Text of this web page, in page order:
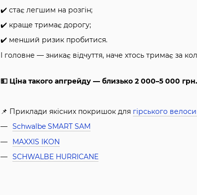
✔️ стає легшим на розгін;
✔️ краще тримає дорогу;
✔️ менший ризик пробитися.
І головне — зникає відчуття, наче хтось тримає за
💵 Ціна такого апгрейду — близько 2 000–5 000 грн.
📌 Приклади якісних покришок для гірського
Schwalbe SMART SAM
MAXXIS IKON
SCHWALBE HURRICANE